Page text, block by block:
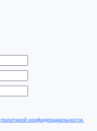
политикой конфиденциальности.